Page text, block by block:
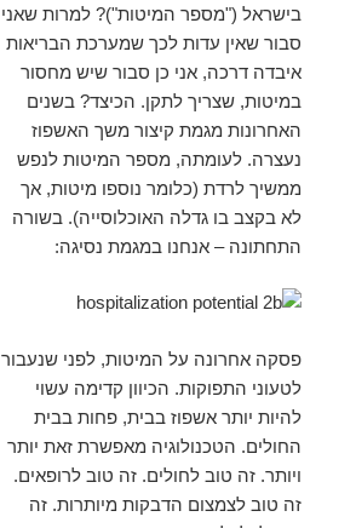
בישראל ("מספר המיטות")? למרות שאני
סבור שאין עדות לכך שמערכת הבריאות
איבדה דרכה, אני כן סבור שיש מחסור
במיטות, שצריך לתקן. הכיצד? בשנים
האחרונות מגמת קיצור משך האשפוז
נעצרה. לעומתה, מספר המיטות לנפש
ממשיך לרדת (כלומר נוספו מיטות, אך
לא בקצב בו גדלה האוכלוסייה). בשורה
התחתונה – אנחנו במגמת נסיגה:
פסקה אחרונה על המיטות, לפני שנעבור
לטעוני התפוקות. הכיוון קדימה עשוי
להיות יותר אשפוז בבית, פחות בבית
החולים. הטכנולוגיה מאפשרת זאת יותר
ויותר. זה טוב לחולים. זה טוב לרופאים.
זה טוב לצמצום הדבקות מיותרות. זה